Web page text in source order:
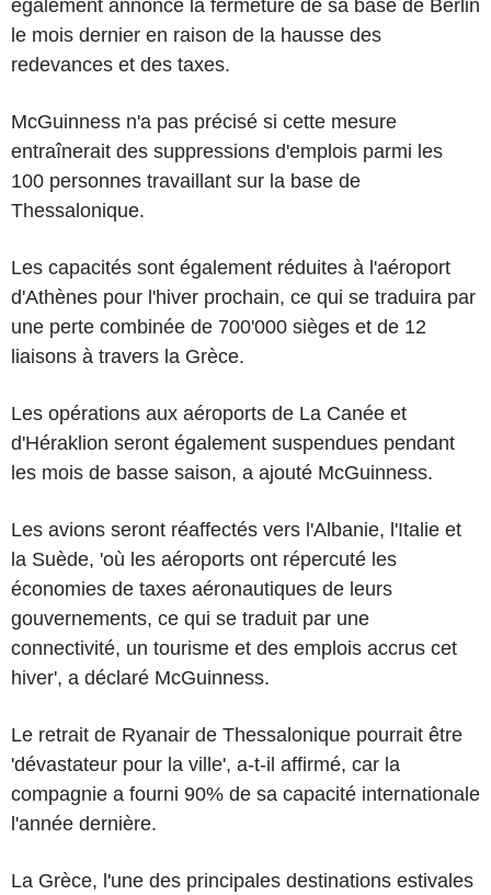
également annoncé la fermeture de sa base de Berlin
le mois dernier en raison de la hausse des
redevances et des taxes.
McGuinness n'a pas précisé si cette mesure
entraînerait des suppressions d'emplois parmi les
100 personnes travaillant sur la base de
Thessalonique.
Les capacités sont également réduites à l'aéroport
d'Athènes pour l'hiver prochain, ce qui se traduira par
une perte combinée de 700'000 sièges et de 12
liaisons à travers la Grèce.
Les opérations aux aéroports de La Canée et
d'Héraklion seront également suspendues pendant
les mois de basse saison, a ajouté McGuinness.
Les avions seront réaffectés vers l'Albanie, l'Italie et
la Suède, 'où les aéroports ont répercuté les
économies de taxes aéronautiques de leurs
gouvernements, ce qui se traduit par une
connectivité, un tourisme et des emplois accrus cet
hiver', a déclaré McGuinness.
Le retrait de Ryanair de Thessalonique pourrait être
'dévastateur pour la ville', a-t-il affirmé, car la
compagnie a fourni 90% de sa capacité internationale
l'année dernière.
La Grèce, l'une des principales destinations estivales